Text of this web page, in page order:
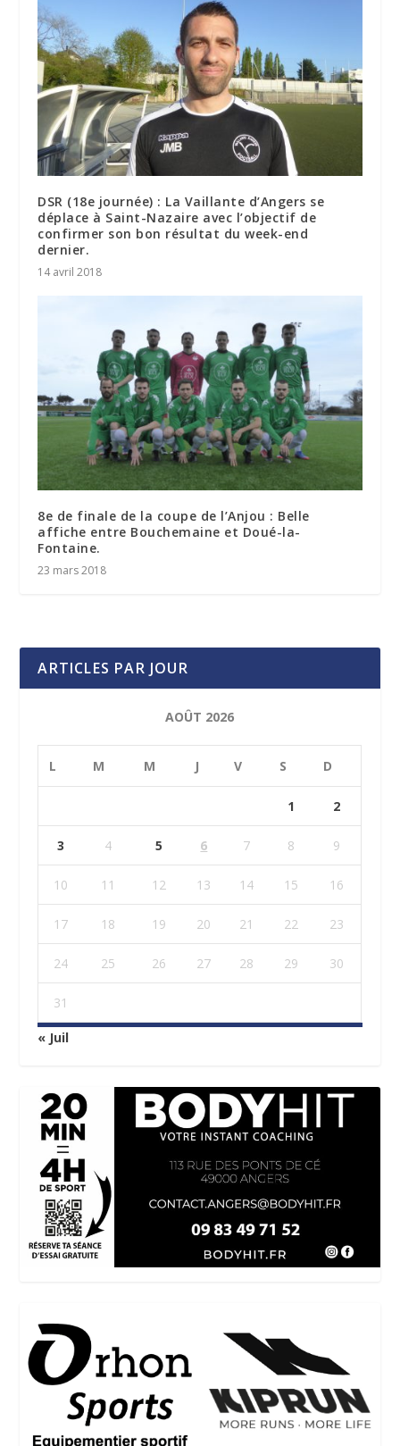
DSR (18e journée) : La Vaillante d’Angers se
déplace à Saint-Nazaire avec l’objectif de
confirmer son bon résultat du week-end
dernier.
14 avril 2018
8e de finale de la coupe de l’Anjou : Belle
affiche entre Bouchemaine et Doué-la-
Fontaine.
23 mars 2018
ARTICLES PAR JOUR
AOÛT 2026
L M M J V S D
1 2
3 4 5 6 7 8 9
10 11 12 13 14 15 16
17 18 19 20 21 22 23
24 25 26 27 28 29 30
31
« Juil